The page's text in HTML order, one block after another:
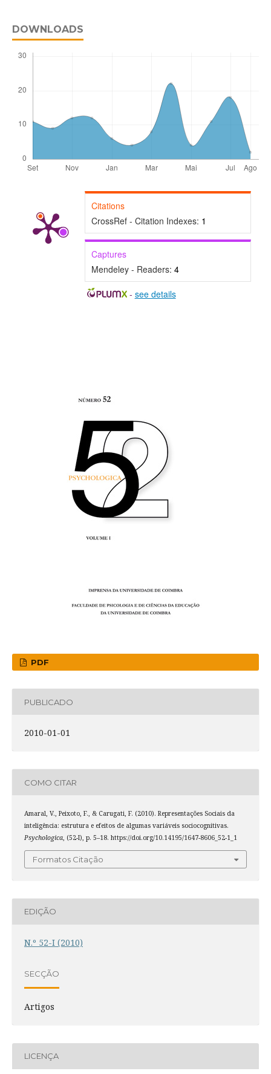
DOWNLOADS
Citations
CrossRef - Citation Indexes: 1
Captures
Mendeley - Readers: 4
- see details
PDF
PUBLICADO
2010-01-01
COMO CITAR
Amaral, V., Peixoto, F., & Carugati, F. (2010). Representações Sociais da
inteligência: estrutura e efeitos de algumas variáveis sociocognitivas.
Psychologica, (52-I), p. 5–18. https://doi.org/10.14195/1647-8606_52-1_1
Formatos Citação
EDIÇÃO
N.º 52-I (2010)
SECÇÃO
Artigos
LICENÇA